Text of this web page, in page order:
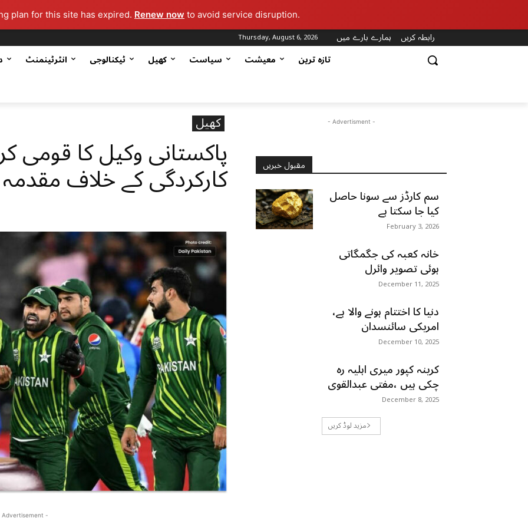
plan for this site has expired. Renew now to avoid service disruption.
Thursday, August 6, 2026 ہمارے بارے میں
رابطہ کریں
انٹرٹینمنٹ ٹیکنالوجی کھیل سیاست معیشت تازہ ترین
کھیل
پاکستانی وکیل کا قومی
کارکردگی کے خلاف
-
- Advertisment -
مقبول خبریں
سم کارڈز سے سونا حاصل
کیا جا سکتا ہے
February 3, 2026
خانہ کعبہ کی جگمگاتی
ہوئی تصویر وائرل
December 11, 2025
دنیا کا اختتام ہونے والا ہے،
امریکی سائنسدان
December 10, 2025
کرینہ کپور میری اہلیہ رہ
چکی ہیں ،مفتی عبدالقوی
December 8, 2025
مزید لوڈ کریں